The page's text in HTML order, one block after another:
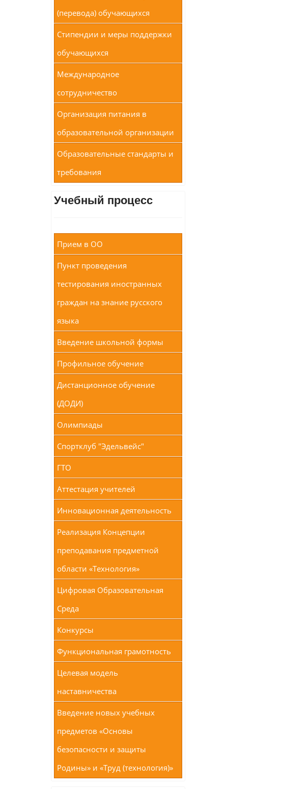
(перевода) обучающихся
Стипендии и меры поддержки
обучающихся
Международное
сотрудничество
Организация питания в
образовательной организации
Образовательные стандарты и
требования
Учебный процесс
Прием в ОО
Пункт проведения
тестирования иностранных
граждан на знание русского
языка
Введение школьной формы
Профильное обучение
Дистанционное обучение
(ДОДИ)
Олимпиады
Спортклуб "Эдельвейс"
ГТО
Аттестация учителей
Инновационная деятельность
Реализация Концепции
преподавания предметной
области «Технология»
Цифровая Образовательная
Среда
Конкурсы
Функциональная грамотность
Целевая модель
наставничества
Введение новых учебных
предметов «Основы
безопасности и защиты
Родины» и «Труд (технология)»